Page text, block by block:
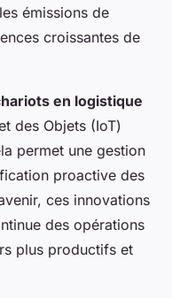
émissions de
croissantes de
en logistique
des Objets (IoT)
permet une gestion
proactive des
ces innovations
des opérations
plus productifs et